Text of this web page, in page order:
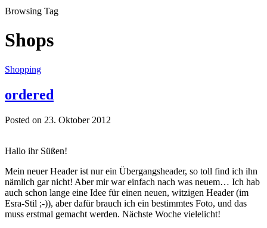
Browsing Tag
Shops
Shopping
ordered
Posted on 23. Oktober 2012
Hallo ihr Süßen!
Mein neuer Header ist nur ein Übergangsheader, so toll find ich ihn
nämlich gar nicht! Aber mir war einfach nach was neuem… Ich hab
auch schon lange eine Idee für einen neuen, witzigen Header (im
Esra-Stil ;-)), aber dafür brauch ich ein bestimmtes Foto, und das
muss erstmal gemacht werden. Nächste Woche vielelicht!